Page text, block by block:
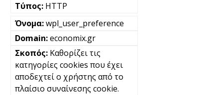
HTTP
wpl_user_preference
economix.gr
Καθορίζει τις
κατηγορίες cookies που έχει
αποδεχτεί ο χρήστης από το
πλαίσιο συναίνεσης cookie.